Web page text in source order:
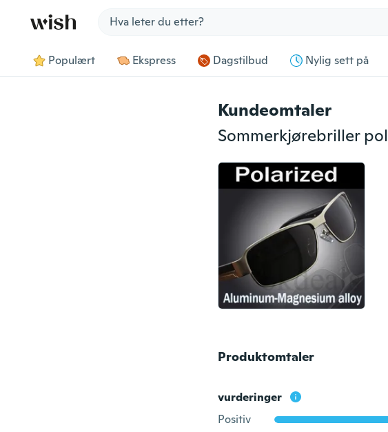
Populært Ekspress Dagstilbud Nylig sett på
Kundeomtaler
Produktomtaler
vurderinger
Positiv